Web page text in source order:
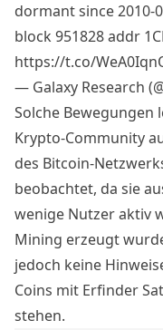
dormant since 2010-
block 951828 addr
https://t.co/
— Galaxy Research
Solche Bewegungen
Krypto-Community
des Bitcoin-
beobachtet, da sie
wenige Nutzer aktiv
Mining erzeugt
jedoch keine
Coins mit Erfinder
stehen.